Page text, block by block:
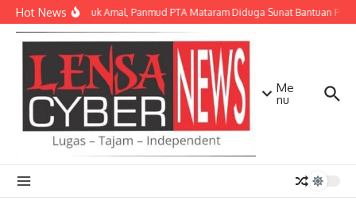
Lewati ke konten
Hot NewsDalih untuk Amal, Panmud PTA Mataram Diduga Sunat Bantuan PIP
Me
nu